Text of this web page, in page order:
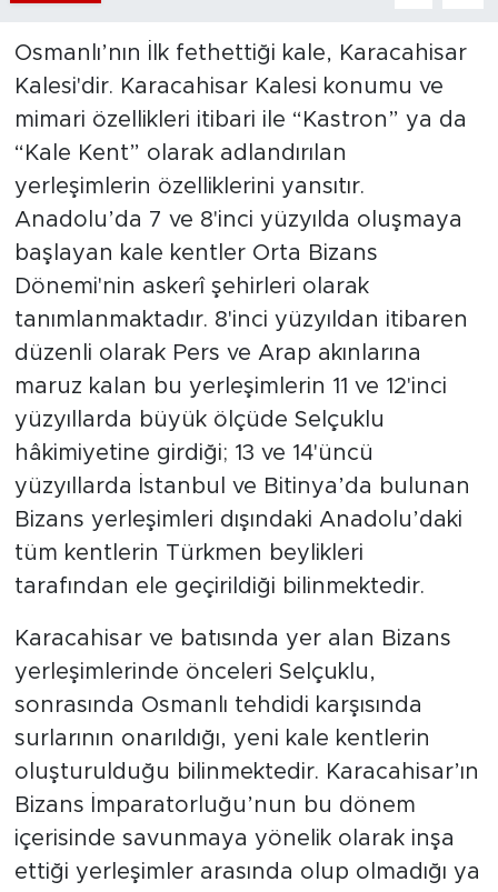
Osmanlı’nın İlk fethettiği kale, Karacahisar
Kalesi'dir. Karacahisar Kalesi konumu ve
mimari özellikleri itibari ile “Kastron” ya da
“Kale Kent” olarak adlandırılan
yerleşimlerin özelliklerini yansıtır.
Anadolu’da 7 ve 8'inci yüzyılda oluşmaya
başlayan kale kentler Orta Bizans
Dönemi'nin askerî şehirleri olarak
tanımlanmaktadır. 8'inci yüzyıldan itibaren
düzenli olarak Pers ve Arap akınlarına
maruz kalan bu yerleşimlerin 11 ve 12'inci
yüzyıllarda büyük ölçüde Selçuklu
hâkimiyetine girdiği; 13 ve 14'üncü
yüzyıllarda İstanbul ve Bitinya’da bulunan
Bizans yerleşimleri dışındaki Anadolu’daki
tüm kentlerin Türkmen beylikleri
tarafından ele geçirildiği bilinmektedir.
Karacahisar ve batısında yer alan Bizans
yerleşimlerinde önceleri Selçuklu,
sonrasında Osmanlı tehdidi karşısında
surlarının onarıldığı, yeni kale kentlerin
oluşturulduğu bilinmektedir. Karacahisar’ın
Bizans İmparatorluğu’nun bu dönem
içerisinde savunmaya yönelik olarak inşa
ettiği yerleşimler arasında olup olmadığı ya